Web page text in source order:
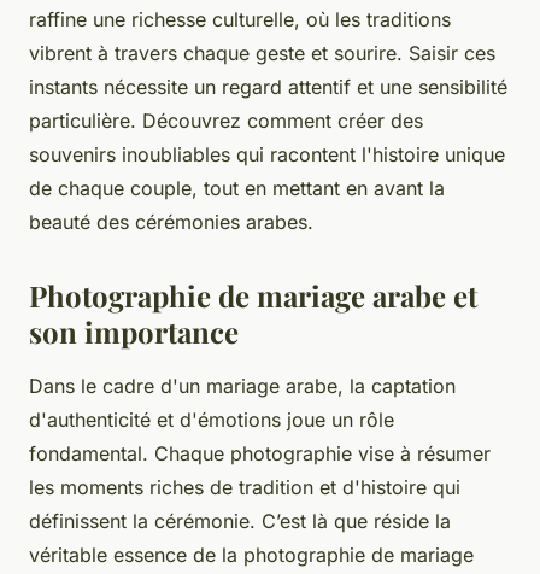
raffine une richesse culturelle, où les traditions
vibrent à travers chaque geste et sourire. Saisir ces
instants nécessite un regard attentif et une sensibilité
particulière. Découvrez comment créer des
souvenirs inoubliables qui racontent l'histoire unique
de chaque couple, tout en mettant en avant la
beauté des cérémonies arabes.
Photographie de mariage arabe et
son importance
Dans le cadre d'un mariage arabe, la captation
d'authenticité et d'émotions joue un rôle
fondamental. Chaque photographie vise à résumer
les moments riches de tradition et d'histoire qui
définissent la cérémonie. C’est là que réside la
véritable essence de la photographie de mariage